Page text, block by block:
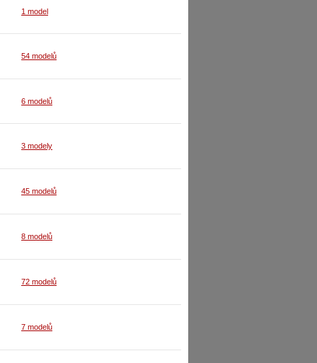
1 model
54 modelů
6 modelů
3 modely
45 modelů
8 modelů
72 modelů
7 modelů